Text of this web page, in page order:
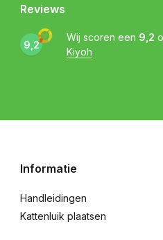
Reviews
9,2
Wij scoren een 9,2
Kiyoh
Informatie
Handleidingen
Kattenluik plaatsen